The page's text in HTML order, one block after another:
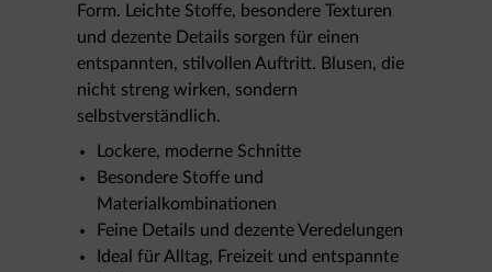
Form. Leichte Stoffe, besondere Texturen
und dezente Details sorgen für einen
entspannten, stilvollen Auftritt. Blusen, die
nicht streng wirken, sondern
selbstverständlich.
Lockere, moderne Schnitte
Besondere Stoffe und
Materialkombinationen
Feine Details und dezente Veredelungen
Ideal für Alltag, Freizeit und entspannte